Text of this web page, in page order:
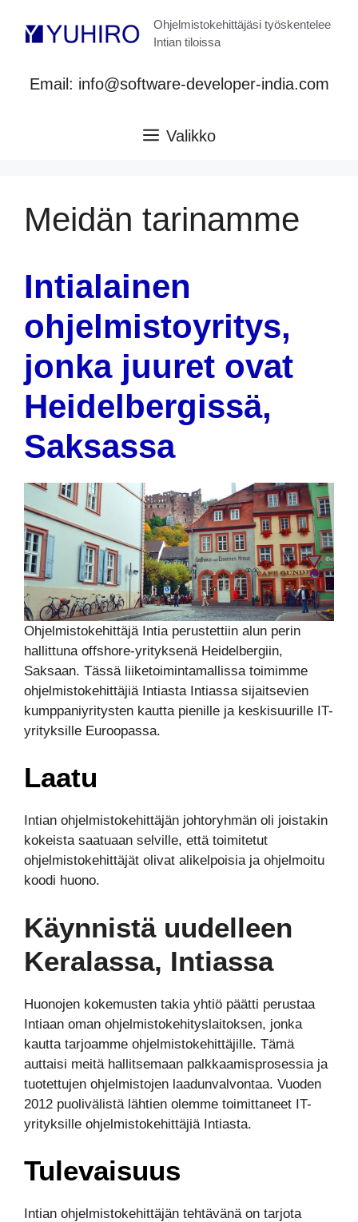
sisältöön
Ohjelmistokehittäjäsi työskentelee
Intian tiloissa
Email: info@software-developer-india.com
Valikko
Meidän tarinamme
Intialainen
ohjelmistoyritys,
jonka juuret ovat
Heidelbergissä,
Saksassa
Ohjelmistokehittäjä Intia perustettiin alun perin
hallittuna offshore-yrityksenä Heidelbergiin,
Saksaan. Tässä liiketoimintamallissa toimimme
ohjelmistokehittäjiä Intiasta Intiassa sijaitsevien
kumppaniyritysten kautta pienille ja keskisuurille IT-
yrityksille Euroopassa.
Laatu
Intian ohjelmistokehittäjän johtoryhmän oli joistakin
kokeista saatuaan selville, että toimitetut
ohjelmistokehittäjät olivat alikelpoisia ja ohjelmoitu
koodi huono.
Käynnistä uudelleen
Keralassa, Intiassa
Huonojen kokemusten takia yhtiö päätti perustaa
Intiaan oman ohjelmistokehityslaitoksen, jonka
kautta tarjoamme ohjelmistokehittäjille. Tämä
auttaisi meitä hallitsemaan palkkaamisprosessia ja
tuotettujen ohjelmistojen laadunvalvontaa. Vuoden
2012 puolivälistä lähtien olemme toimittaneet IT-
yrityksille ohjelmistokehittäjiä Intiasta.
Tulevaisuus
Intian ohjelmistokehittäjän tehtävänä on tarjota